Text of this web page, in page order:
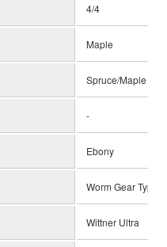
4/4
Maple
Spruce/Maple
-
Ebony
Worm Gear Type
Wittner Ultra